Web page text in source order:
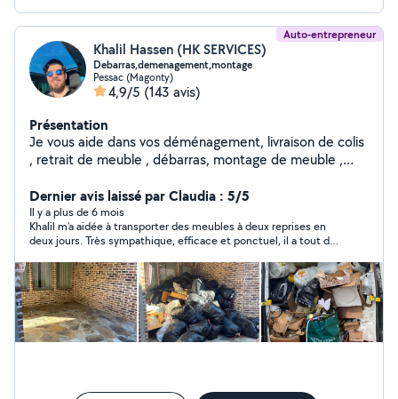
Auto-entrepreneur
Khalil Hassen (HK SERVICES)
Debarras,demenagement,montage
Pessac (Magonty)
4,9/5 (143 avis)
Présentation
Je vous aide dans vos déménagement, livraison de colis
, retrait de meuble , débarras, montage de meuble ,
Dernier avis laissé par Claudia : 5/5
Il y a plus de 6 mois
Khalil m’a aidée à transporter des meubles à deux reprises en
deux jours. Très sympathique, efficace et ponctuel, il a tout de
beaucoup plus simple. Je recommande vivement ses services !